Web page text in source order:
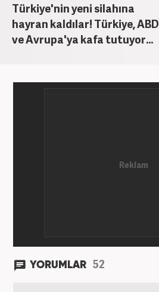
Türkiye'nin yeni silahına
hayran kaldılar! Türkiye, ABD
ve Avrupa'ya kafa tutuyor...
YORUMLAR 52